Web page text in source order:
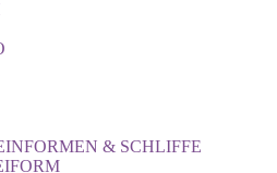
& SCHLIFFE